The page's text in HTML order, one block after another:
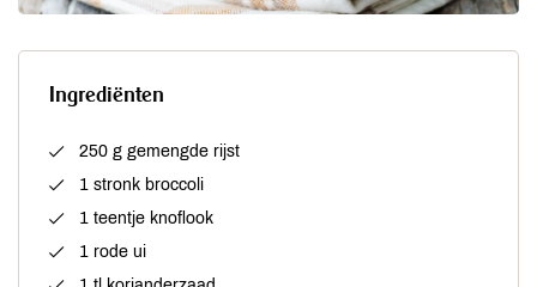
Ingrediënten
250 g gemengde rijst
1 stronk broccoli
1 teentje knoflook
1 rode ui